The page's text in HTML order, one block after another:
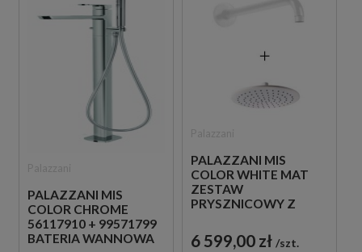
PALAZZANI MIS
COLOR CHROME
56117910 + 99571799
BATERIA WANNOWA
PALAZZANI MIS
COLOR WHITE MAT
ZESTAW
PRYSZNICOWY Z
6 599,00 zł szt.